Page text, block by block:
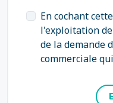
En cochant
l'exploitation
de la demande
commerciale